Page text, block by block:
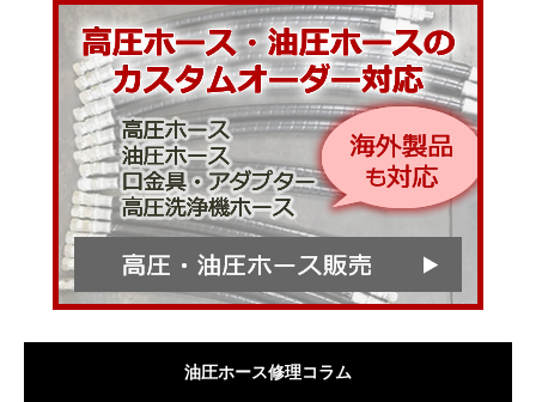
油圧ホース修理コラム